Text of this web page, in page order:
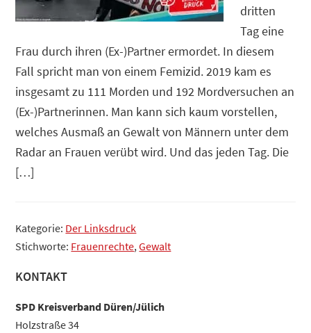
dritten
Tag eine
Frau durch ihren (Ex-)Partner ermordet. In diesem
Fall spricht man von einem Femizid. 2019 kam es
insgesamt zu 111 Morden und 192 Mordversuchen an
(Ex-)Partnerinnen. Man kann sich kaum vorstellen,
welches Ausmaß an Gewalt von Männern unter dem
Radar an Frauen verübt wird. Und das jeden Tag. Die
[…]
Kategorie: Der Linksdruck
Stichworte: Frauenrechte,Gewalt
Haupt-
Sidebar
KONTAKT
SPD Kreisverband Düren/Jülich
Holzstraße 34